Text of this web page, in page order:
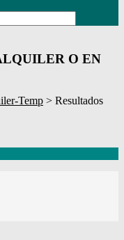
O EN
Temp > Resultados